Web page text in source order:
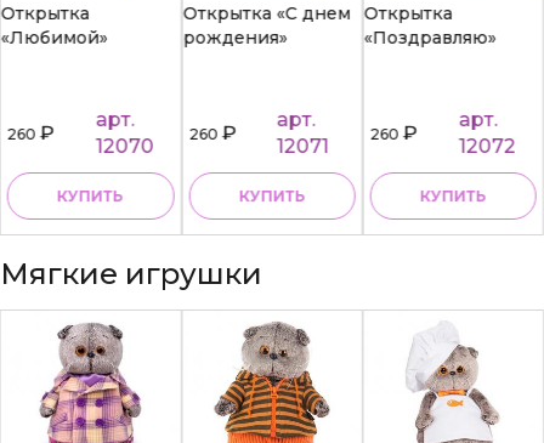
Открытка
«Любимой»
260₽
арт.
12070
КУПИТЬ
Открытка «С днем
рождения»
260₽
арт.
12071
КУПИТЬ
Открытка
«Поздравляю»
260₽
арт.
12072
КУПИТЬ
Мягкие игрушки